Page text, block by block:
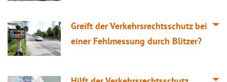
Greift der Verkehrsrechtsschutz bei
einer Fehlmessung durch Blitzer?